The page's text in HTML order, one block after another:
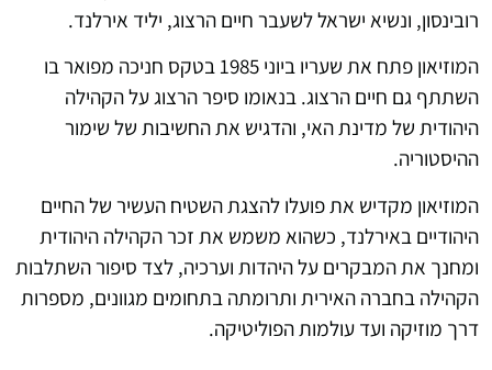
רובינסון, ונשיא ישראל לשעבר חיים הרצוג, יליד אירלנד.
המוזיאון פתח את שעריו ביוני 1985 בטקס חניכה מפואר בו
השתתף גם חיים הרצוג. בנאומו סיפר הרצוג על הקהילה
היהודית של מדינת האי, והדגיש את החשיבות של שימור
ההיסטוריה.
המוזיאון מקדיש את פועלו להצגת השטיח העשיר של החיים
היהודיים באירלנד, כשהוא משמש את זכר הקהילה היהודית
ומחנך את המבקרים על היהדות וערכיה, לצד סיפור השתלבות
הקהילה בחברה האירית ותרומתה בתחומים מגוונים, מספרות
דרך מוזיקה ועד עולמות הפוליטיקה.